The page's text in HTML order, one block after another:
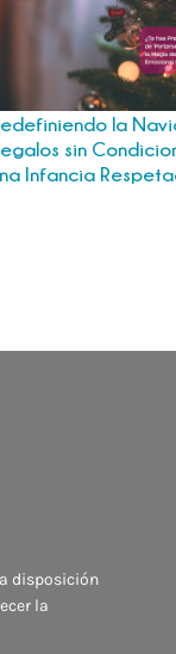
la
sin
Infancia
disposición
la